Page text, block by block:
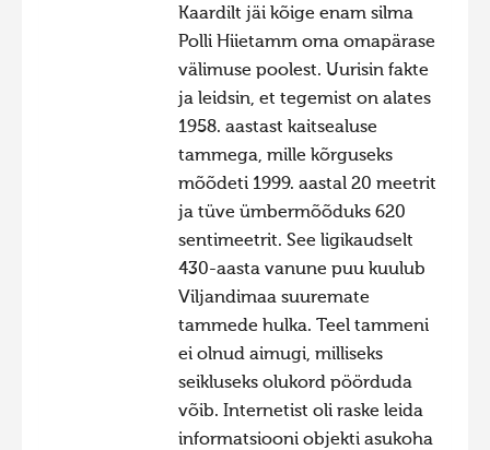
Kaardilt jäi kõige enam silma
Polli Hiietamm oma omapärase
välimuse poolest. Uurisin fakte
ja leidsin, et tegemist on alates
1958. aastast kaitsealuse
tammega, mille kõrguseks
mõõdeti 1999. aastal 20 meetrit
ja tüve ümbermõõduks 620
sentimeetrit. See ligikaudselt
430-aasta vanune puu kuulub
Viljandimaa suuremate
tammede hulka. Teel tammeni
ei olnud aimugi, milliseks
seikluseks olukord pöörduda
võib. Internetist oli raske leida
informatsiooni objekti asukoha